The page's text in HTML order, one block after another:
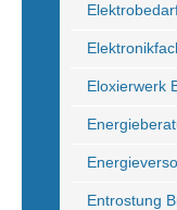
Eloxierwerk
Entrostung